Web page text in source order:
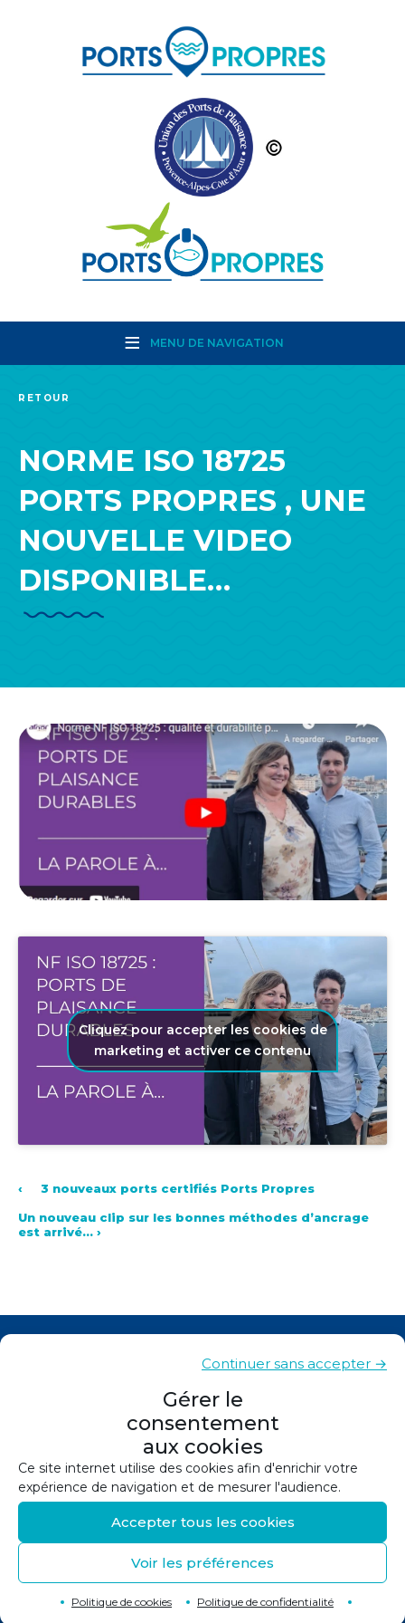
Gérer le
consentement
aux cookies
Ce site internet utilise des cookies afin d'enrichir votre
expérience de navigation et de mesurer l'audience.
Accepter tous les cookies
Continuer sans accepter →
Voir les préférences
Politique de cookies Politique de confidentialité
MENU DE NAVIGATION
RETOUR
NORME ISO 18725
PORTS PROPRES , UNE
NOUVELLE VIDEO
DISPONIBLE…
Cliquez pour accepter les cookies de
marketing et activer ce contenu
‹
3 nouveaux ports certifiés Ports Propres
Un nouveau clip sur les bonnes méthodes d’ancrage
est arrivé… ›
Mentions légales
Politique de confidentialité
Politique de cookies (UE)
Conception et réalisation :Canopée
Retour en haut de page↑